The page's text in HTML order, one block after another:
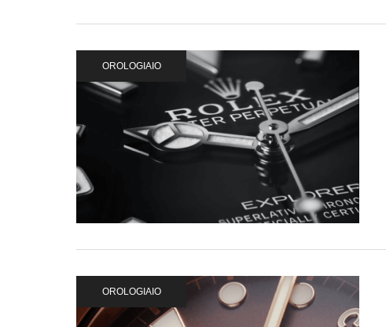
OROLOGIAIO
OROLOGIAIO